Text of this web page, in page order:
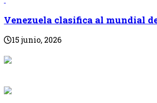
Venezuela clasifica al mundial
15 junio, 2026